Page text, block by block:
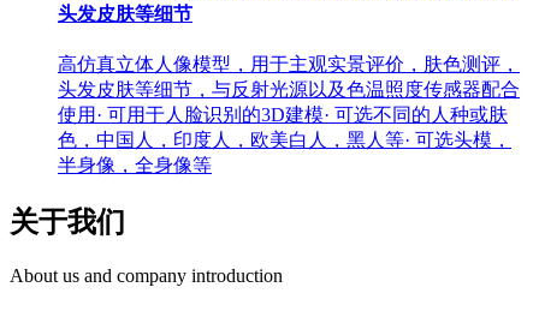
头发皮肤等细节
高仿真立体人像模型，用于主观实景评价，肤色测评，
头发皮肤等细节，与反射光源以及色温照度传感器配合
使用· 可用于人脸识别的3D建模· 可选不同的人种或肤
色，中国人，印度人，欧美白人，黑人等· 可选头模，
半身像，全身像等
关于我们
About us and company introduction